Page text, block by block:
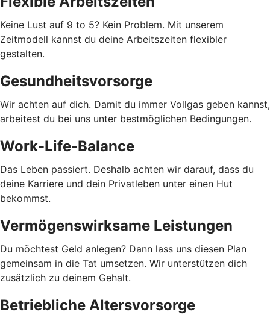
Keine Lust auf 9 to 5? Kein Problem. Mit unserem
Zeitmodell kannst du deine Arbeitszeiten flexibler
gestalten.
Gesundheitsvorsorge
Wir achten auf dich. Damit du immer Vollgas geben kannst,
arbeitest du bei uns unter bestmöglichen Bedingungen.
Work-Life-Balance
Das Leben passiert. Deshalb achten wir darauf, dass du
deine Karriere und dein Privatleben unter einen Hut
bekommst.
Vermögenswirksame Leistungen
Du möchtest Geld anlegen? Dann lass uns diesen Plan
gemeinsam in die Tat umsetzen. Wir unterstützen dich
zusätzlich zu deinem Gehalt.
Betriebliche Altersvorsorge